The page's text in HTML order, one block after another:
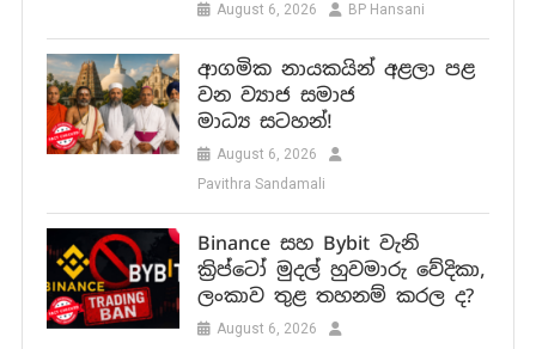
August 6, 2026 BP Hansani
ආගමික නායකයින් අළලා පළ
වන ව්‍යාජ සමාජ
මාධ්‍ය සටහන්!
August 6, 2026
Pavithra Sandamali
Binance සහ Bybit වැනි
ක්‍රිප්ටෝ මුදල් හුවමාරු වේදිකා,
ලංකාව තුළ තහනම් කරල ද?
August 6, 2026